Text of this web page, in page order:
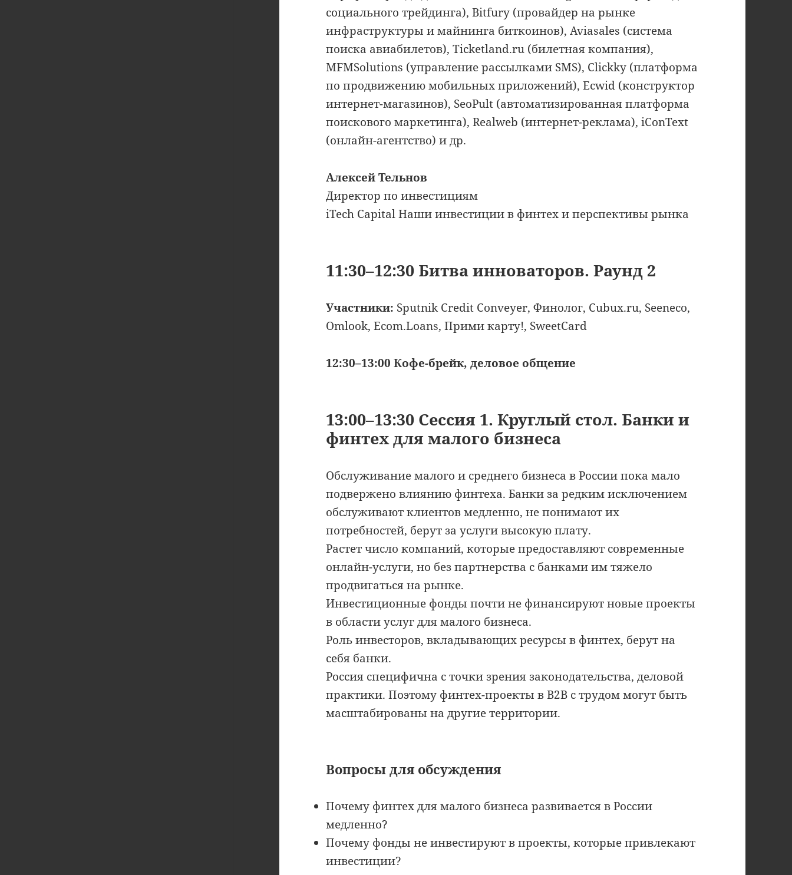
социального трейдинга), Bitfury (провайдер на рынке
инфраструктуры и майнинга биткоинов), Aviasales (система
поиска авиабилетов), Ticketland.ru (билетная компания),
MFMSolutions (управление рассылками SMS), Clickky (платформа
по продвижению мобильных приложений), Ecwid (конструктор
интернет-магазинов), SeoPult (автоматизированная платформа
поискового маркетинга), Realweb (интернет-реклама), iConText
(онлайн-агентство) и др.
Алексей Тельнов
Директор по инвестициям
iTech Capital Наши инвестиции в финтех и перспективы рынка
11:30–12:30 Битва инноваторов. Раунд 2
Участники: Sputnik Credit Conveyer, Финолог, Cubux.ru, Seeneco,
Omlook, Ecom.Loans, Прими карту!, SweetCard
12:30–13:00 Кофе-брейк, деловое общение
13:00–13:30 Сессия 1. Круглый стол. Банки и
финтех для малого бизнеса
Обслуживание малого и среднего бизнеса в России пока мало
подвержено влиянию финтеха. Банки за редким исключением
обслуживают клиентов медленно, не понимают их
потребностей, берут за услуги высокую плату.
Растет число компаний, которые предоставляют современные
онлайн-услуги, но без партнерства с банками им тяжело
продвигаться на рынке.
Инвестиционные фонды почти не финансируют новые проекты
в области услуг для малого бизнеса.
Роль инвесторов, вкладывающих ресурсы в финтех, берут на
себя банки.
Россия специфична с точки зрения законодательства, деловой
практики. Поэтому финтех-проекты в B2B с трудом могут быть
масштабированы на другие территории.
Вопросы для обсуждения
Почему финтех для малого бизнеса развивается в России
медленно?
Почему фонды не инвестируют в проекты, которые привлекают
инвестиции?